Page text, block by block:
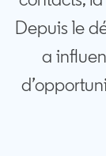
Depuis le
a